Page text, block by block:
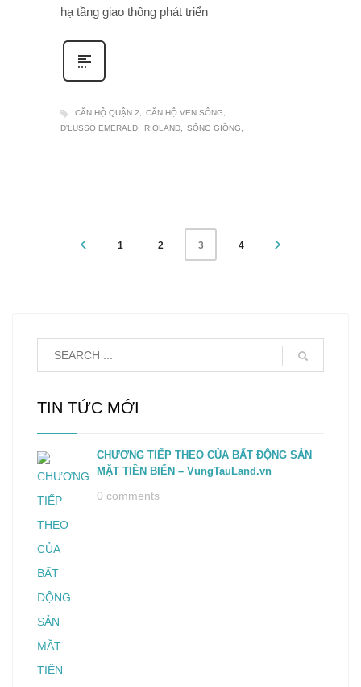
hạ tầng giao thông phát triển
CĂN HỘ QUẬN 2
CĂN HỘ VEN SÔNG
D'LUSSO EMERALD
RIOLAND SÔNG GIỒNG
1 2 3 4
TIN TỨC MỚI
CHƯƠNG TIẾP THEO CỦA BẤT ĐỘNG SẢN
MẶT TIỀN BIỂN – VungTauLand.vn
0 comments